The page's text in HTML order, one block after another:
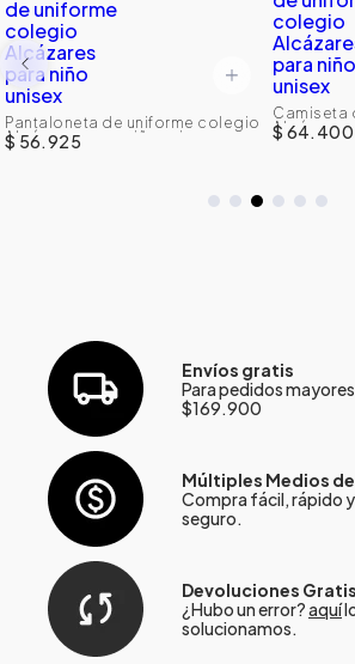
Pantaloneta de uniforme colegio
Alcázares para niño unisex
$ 56.925
Camiseta
Alcázares
$ 64.400
Envíos gratis
Para pedidos
$169.900
Múltiples Medios
Compra fácil, rápido
seguro.
Devoluciones Gratis
¿Hubo un error?aquí
solucionamos.